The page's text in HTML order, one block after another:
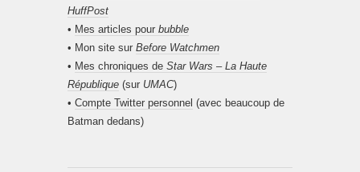
HuffPost
• Mes articles pour bubble
• Mon site sur Before Watchmen
• Mes chroniques de Star Wars – La Haute
République (sur UMAC)
• Compte Twitter personnel (avec beaucoup de
Batman dedans)